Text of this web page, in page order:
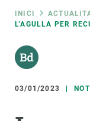
Fil
INICI
L’AGULLA PER
03/01/2023
RRSS
INTRANET